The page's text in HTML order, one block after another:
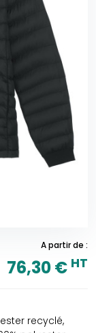
A partir de :
76,30 € HT
recyclé,